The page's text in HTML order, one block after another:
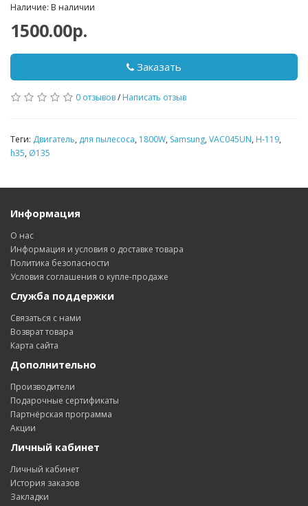
Наличие: В наличии
1500.00р.
Заказать
0 отзывов/ Написать отзыв
Теги: Двигатель, для пылесоса, 1800W, Samsung, VAC045UN, H-119,
h35, Ø135
Информация
О нас
Информация и условия о доставке товара
Политика безопасности
Условия соглашения о купле-продаже
Служба поддержки
Связаться с нами
Возврат товара
Карта сайта
Дополнительно
Производители
Подарочные сертификаты
Партнёрская программа
Акции
Личный кабинет
Личный кабинет
История заказов
Закладки